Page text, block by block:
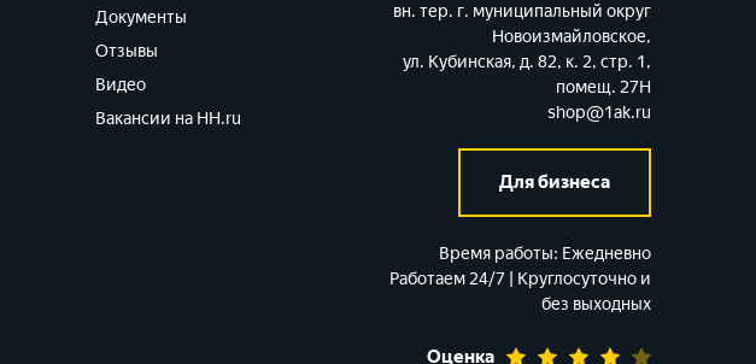
Документы
Отзывы
Видео
Вакансии на HH.ru
вн. тер. г. муниципальный округ
Новоизмайловское,
ул. Кубинская, д. 82, к. 2, стр. 1,
помещ. 27Н
shop@1ak.ru
Для бизнеса
Время работы: Ежедневно
Работаем 24/7 | Круглосуточно и
без выходных
Оценка